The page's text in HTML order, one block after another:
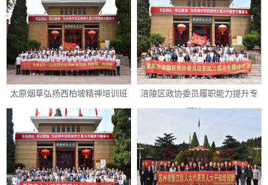
太原烟草弘扬西柏坡精神培训班
涪陵区政协委员履职能力提升专
题培···